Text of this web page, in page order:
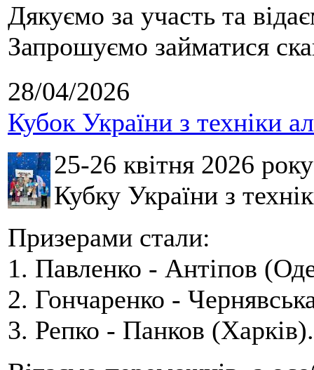
Дякуємо за участь та
Запрошуємо займатися
28/04/2026
Кубок України з техніки
25-26 квітня 2026
Кубку України з
Призерами стали:
1. Павленко - Антіпов
2. Гончаренко -
3. Репко - Панков (Харків).